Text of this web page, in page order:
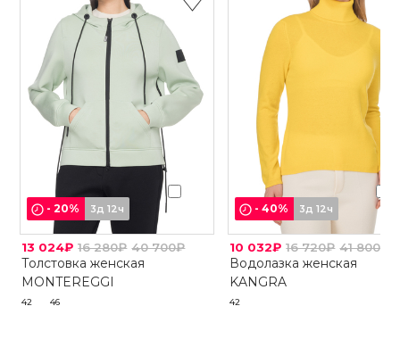
-20% 3д 12ч
13 024₽ 16 280₽ 40 700₽
Толстовка женская
MONTEREGGI
42 46
-40% 3д 12ч
10 032₽ 16 720₽ 41 800₽
Водолазка женская
KANGRA
42